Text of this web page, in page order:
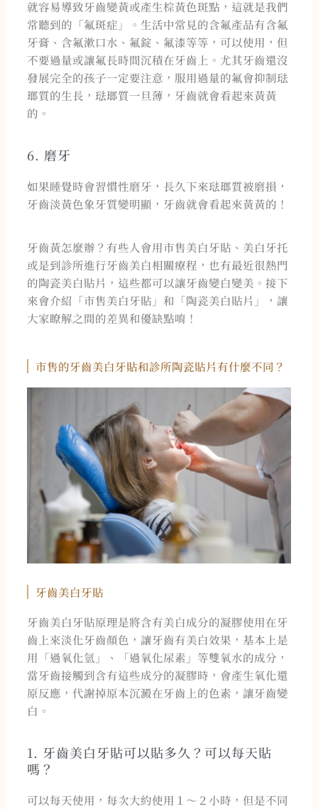
就容易導致牙齒變黃或產生棕黃色斑點，這就是我們
常聽到的「氟斑症」。生活中常見的含氟產品有含氟
牙膏、含氟漱口水、氟錠、氟漆等等，可以使用，但
不要過量或讓氟長時間沉積在牙齒上。尤其牙齒還沒
發展完全的孩子一定要注意，服用過量的氟會抑制琺
瑯質的生長，琺瑯質一旦薄，牙齒就會看起來黃黃
的。
6. 磨牙
如果睡覺時會習慣性磨牙，長久下來琺瑯質被磨損，
牙齒淡黃色象牙質變明顯，牙齒就會看起來黃黃的！
牙齒黃怎麼辦？有些人會用市售美白牙貼、美白牙托
或是到診所進行牙齒美白相關療程，也有最近很熱門
的陶瓷美白貼片，這些都可以讓牙齒變白變美。接下
來會介紹「市售美白牙貼」和「陶瓷美白貼片」，讓
大家瞭解之間的差異和優缺點唷！
市售的牙齒美白牙貼和診所陶瓷貼片有什麼不同？
牙齒美白牙貼
牙齒美白牙貼原理是將含有美白成分的凝膠使用在牙
齒上來淡化牙齒顏色，讓牙齒有美白效果，基本上是
用「過氧化氫」、「過氧化尿素」等雙氧水的成分，
當牙齒接觸到含有這些成分的凝膠時，會產生氧化還
原反應，代謝掉原本沉澱在牙齒上的色素，讓牙齒變
白。
1. 牙齒美白牙貼可以貼多久？可以每天貼
嗎？
可以每天使用，每次大約使用１～２小時，但是不同